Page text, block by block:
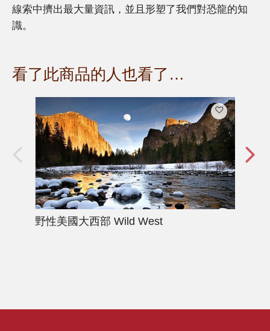
線索中擠出最大量資訊，並且形塑了我們對恐龍的知
識。
看了此商品的人也看了…
野性美國大西部 Wild West